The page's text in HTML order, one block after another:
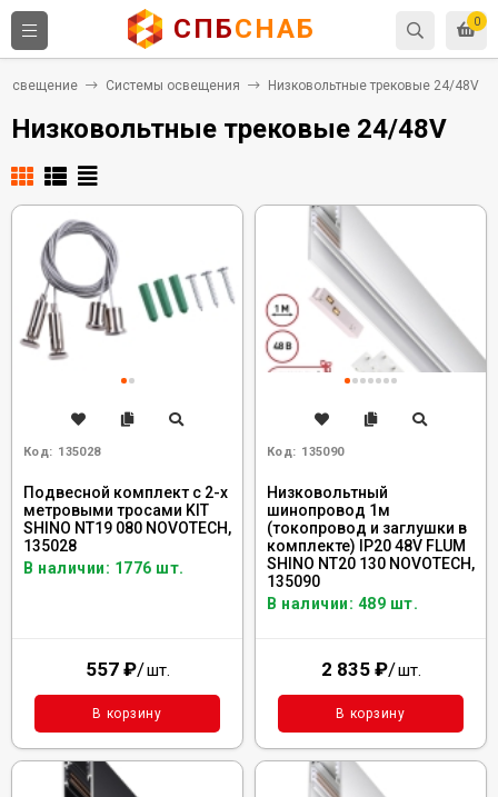
0
СПБСНАБ
Освещение Системы освещения Низковольтные трековые 24/48V
Низковольтные трековые 24/48V
Код: 135028
Подвесной комплект с 2-х
метровыми тросами KIT
SHINO NT19 080 NOVOTECH,
135028
В наличии: 1776 шт.
557 ₽/шт.
В корзину
Код: 135090
Низковольтный
шинопровод 1м
(токопровод и заглушки в
комплекте) IP20 48V FLUM
SHINO NT20 130 NOVOTECH,
135090
В наличии: 489 шт.
2 835 ₽/шт.
В корзину